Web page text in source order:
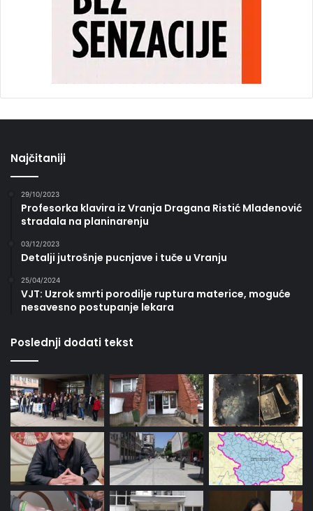
Najčitaniji
29/10/2023
Profesorka klavira iz Vranja Dragana Ristić Mladenović
stradala na planinarenju
03/12/2023
Detalji jutrošnje pucnjave i tuče u Vranju
25/04/2024
VJT: Uzrok smrti porodilje ruptura materice, moguće
nesavesno postupanje lekara
Poslednji dodati tekst